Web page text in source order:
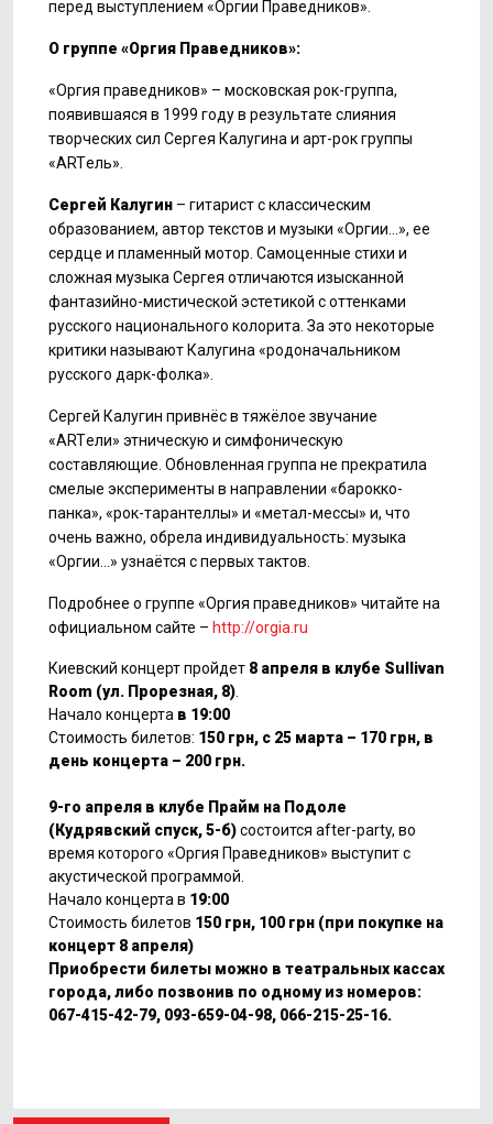
перед выступлением «Оргии Праведников».
О группе «Оргия Праведников»:
«Оргия праведников» – московская рок-группа,
появившаяся в 1999 году в результате слияния
творческих сил Сергея Калугина и арт-рок группы
«ARTель».
Сергей Калугин – гитарист с классическим
образованием, автор текстов и музыки «Оргии…», ее
сердце и пламенный мотор. Самоценные стихи и
сложная музыка Сергея отличаются изысканной
фантазийно-мистической эстетикой с оттенками
русского национального колорита. За это некоторые
критики называют Калугина «родоначальником
русского дарк-фолка».
Сергей Калугин привнёс в тяжёлое звучание
«ARTели» этническую и симфоническую
составляющие. Обновленная группа не прекратила
смелые эксперименты в направлении «барокко-
панка», «рок-тарантеллы» и «метал-мессы» и, что
очень важно, обрела индивидуальность: музыка
«Оргии…» узнаётся с первых тактов.
Подробнее о группе «Оргия праведников» читайте на
официальном сайте – http://orgia.ru
Киевский концерт пройдет 8 апреля в клубе Sullivan
Room (ул. Прорезная, 8)
Начало концерта в 19:00
Стоимость билетов: 150 грн, с 25 марта – 170 грн, в
день концерта – 200 грн.
9-го апреля в клубе Прайм на Подоле
(Кудрявский спуск, 5-б)состоится after-party, во
время которого «Оргия Праведников» выступит с
акустической программой.
Начало концерта в 19:00
Стоимость билетов 150 грн, 100 грн (при покупке на
концерт 8 апреля)
Приобрести билеты можно в театральных кассах
города, либо позвонив по одному из номеров:
067-415-42-79, 093-659-04-98, 066-215-25-16.